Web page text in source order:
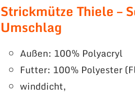
Strickmütze Thiele –
Umschlag
Außen: 100% Polyacryl
Futter: 100% Polyester
winddicht,